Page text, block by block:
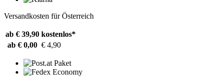
Versandkosten für Österreich
ab € 39,90 kostenlos*
ab € 0,00 € 4,90